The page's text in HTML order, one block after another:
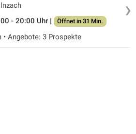
❯
- 20:00 Uhr |
Öffnet in 31 Min.
• Angebote: 3 Prospekte